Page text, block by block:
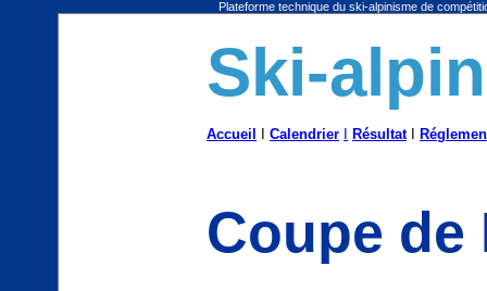
Plateforme technique du ski-alpinisme de
Ski-
Accueil Calendrier RésultatI
Coupe de